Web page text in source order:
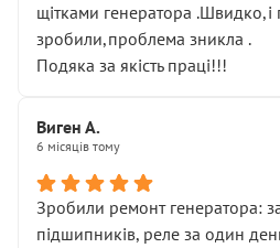
щітками генератора .Швидко,і
зробили,проблема зникла .
Подяка за якість праці!!!
Виген А.
6 місяців тому
Зробили ремонт генератора:
підшипників, реле за один